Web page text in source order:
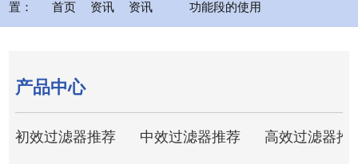
置：
首页
资讯
资讯
功能段的使用
产品中心
初效过滤器推荐 中效过滤器推荐 高效过滤器推